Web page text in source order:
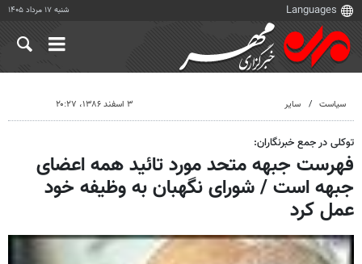
شنبه ۱۷ مرداد ۱۴۰۵
سیاست سایر ۳ اسفند ۱۳۸۶، ۲۰:۲۷
توکلی در جمع خبرنگاران:
فهرست جبهه متحد مورد تائید همه اعضای
جبهه است / شورای نگهبان به وظیفه خود
عمل کرد